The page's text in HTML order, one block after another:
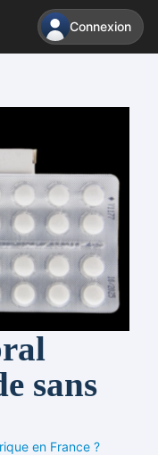
Connexion
sans
en France ?